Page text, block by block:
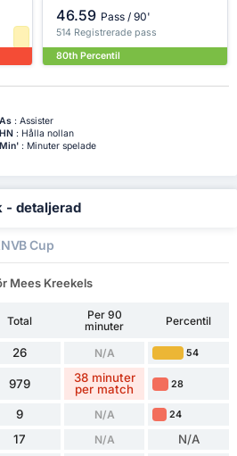
46.59 Pass / 90'
514 Registrerade pass
80th Percentil
As: Assister
HN: Hålla nollan
Min': Minuter spelade
- detaljerad
Cup
Mees Kreekels
Total
Per 90
minuter
Percentil
26 N/A 54
979
38 minuter
per match
28
9 N/A 24
17 N/A N/A